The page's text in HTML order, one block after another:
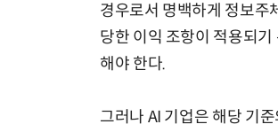
경우로서 명백하게 정보주
당한 이익 조항이 적용되
해야 한다.
그러나 AI 기업은 해당 기